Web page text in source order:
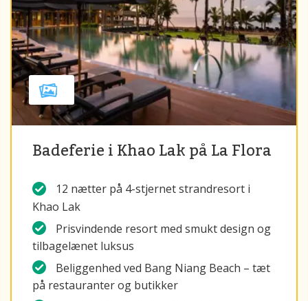
Badeferie i Khao Lak på La Flora
12 nætter på 4-stjernet strandresort i
Khao Lak
Prisvindende resort med smukt design og
tilbagelænet luksus
Beliggenhed ved Bang Niang Beach – tæt
på restauranter og butikker